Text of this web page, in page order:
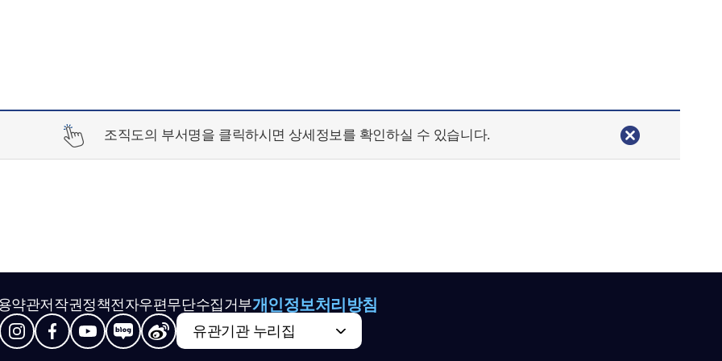
조직도의 부서명을 클릭하시면 상세정보를 확인하실 수 있습니다.
약관저작권정책전자우편무단수집거부개인정보처리방침
유관기관 누리집